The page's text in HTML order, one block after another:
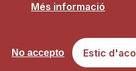
Lloc web accessible de conformitat
setembre, sobre accessibilitat dels
mòbils del
Més informació
Estic
No accepto